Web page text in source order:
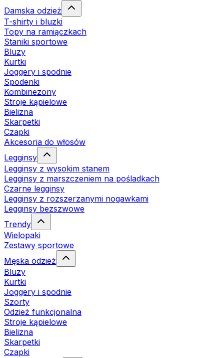
Damska odzież
T-shirty i bluzki
Topy na ramiączkach
Staniki sportowe
Bluzy
Kurtki
Joggery i spodnie
Spodenki
Kombinezony
Stroje kąpielowe
Bielizna
Skarpetki
Czapki
Akcesoria do włosów
Legginsy
Legginsy z wysokim stanem
Legginsy z marszczeniem na pośladkach
Czarne legginsy
Legginsy z rozszerzanymi nogawkami
Legginsy bezszwowe
Trendy
Wielopaki
Zestawy sportowe
Męska odzież
Bluzy
Kurtki
Joggery i spodnie
Szorty
Odzież funkcjonalna
Stroje kąpielowe
Bielizna
Skarpetki
Czapki